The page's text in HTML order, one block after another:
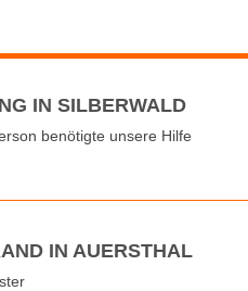
IN SILBERWALD
benötigte unsere Hilfe
IN AUERSTHAL